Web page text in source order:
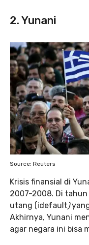
2. Yunani
Source: Reuters
Krisis finansial di
2007-2008. Di tahun
utang (idefault)
Akhirnya, Yunani
agar negara ini bisa